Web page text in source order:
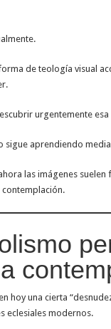
de teología visual
urgentemente
sigue aprendiendo
las imágenes suelen
hoy una cierta
eclesiales modernos.